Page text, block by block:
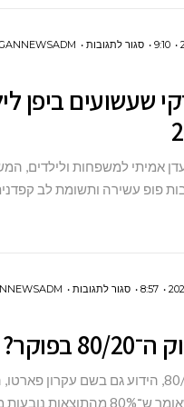
9:10 סגור לתגובותעל
פארקי
לילדים:
המדריך
שעשועים ביפן
עדן אמיתי למשפחות ולילדים,
פופ עשירה ותשומת לב
8:57 סגור לתגובותעל
חוק
בפוקר?
בפוקר?
חוק ה־80/20, הידוע גם בשם עקרון
מ־20% מהמאמצים או